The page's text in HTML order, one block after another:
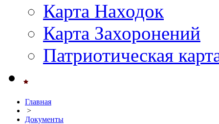
Карта Находок
Карта Захоронений
Патриотическая
Главная
>
Документы